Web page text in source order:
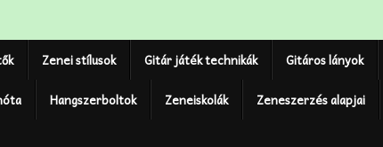
Zenei stílusok Gitár játék technikák Gitáros lányok
Hangszerboltok Zeneiskolák Zeneszerzés alapjai